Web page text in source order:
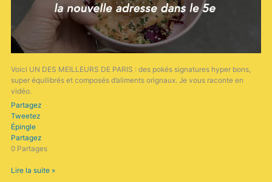
Voici UN DES MEILLEURS DE PARIS : des pokés signatures hyper bons,
super équilibrés et composés d’aliments orignaux. Je vous raconte en
vidéo.
Partagez
Tweetez
Épingle
Partagez
0 Partages
Lire la suite »